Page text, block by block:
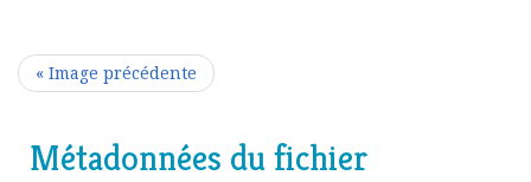
« Image précédente
Métadonnées du fichier